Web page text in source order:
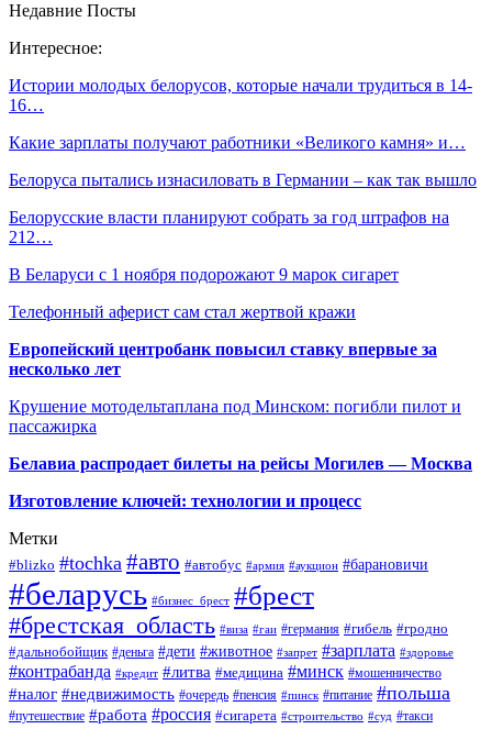
Недавние Посты
Интересное:
Истории молодых белорусов, которые начали трудиться в 14-
16…
Какие зарплаты получают работники «Великого камня» и…
Белоруса пытались изнасиловать в Германии – как так вышло
Белорусские власти планируют собрать за год штрафов на
212…
В Беларуси с 1 ноября подорожают 9 марок сигарет
Телефонный аферист сам стал жертвой кражи
Европейский центробанк повысил ставку впервые за
несколько лет
Крушение мотодельтаплана под Минском: погибли пилот и
пассажирка
Белавиа распродает билеты на рейсы Могилев — Москва
Изготовление ключей: технологии и процесс
Метки
#blizko #tochka #авто #автобус #армия #аукцион #барановичи
#беларусь #бизнес_брест #брест
#брестская_область #виза #гаи #германия #гибель #гродно
#дальнобойщик #деньга #дети #животное #запрет #зарплата #здоровье
#контрабанда #кредит #литва #медицина #минск #мошенничество
#налог #недвижимость #очередь #пенсия #пинск #питание #польша
#путешествие #работа #россия #сигарета #строительство #суд #такси